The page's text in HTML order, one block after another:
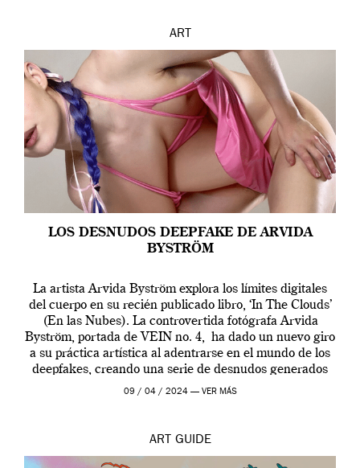
ART
LOS DESNUDOS DEEPFAKE DE ARVIDA
BYSTRÖM
La artista Arvida Byström explora los límites digitales
del cuerpo en su recién publicado libro, ‘In The Clouds’
(En las Nubes). La controvertida fotógrafa Arvida
Byström, portada de VEIN no. 4, ha dado un nuevo giro
a su práctica artística al adentrarse en el mundo de los
deepfakes, creando una serie de desnudos generados
por […]
09 / 04 / 2024 — VER MÁS
ART GUIDE